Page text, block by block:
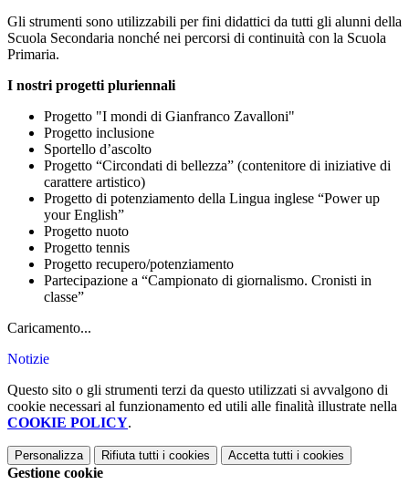
Gli strumenti sono utilizzabili per fini didattici da tutti gli alunni della
Scuola Secondaria nonché nei percorsi di continuità con la Scuola
Primaria.
I nostri progetti pluriennali
Progetto "I mondi di Gianfranco Zavalloni"
Progetto inclusione
Sportello d’ascolto
Progetto “Circondati di bellezza” (contenitore di iniziative di
carattere artistico)
Progetto di potenziamento della Lingua inglese “Power up
your English”
Progetto nuoto
Progetto tennis
Progetto recupero/potenziamento
Partecipazione a “Campionato di giornalismo. Cronisti in
classe”
Caricamento...
Notizie
Questo sito o gli strumenti terzi da questo utilizzati si avvalgono di
cookie necessari al funzionamento ed utili alle finalità illustrate nella
COOKIE POLICY.
Personalizza Rifiuta tutti i cookies Accetta tutti i cookies
Gestione cookie